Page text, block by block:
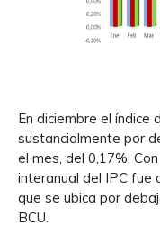
En diciembre el índice
sustancialmente por
el mes, del 0,17%.
interanual del IPC fue
que se ubica por
BCU.